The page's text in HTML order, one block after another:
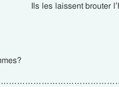
laissent brouter